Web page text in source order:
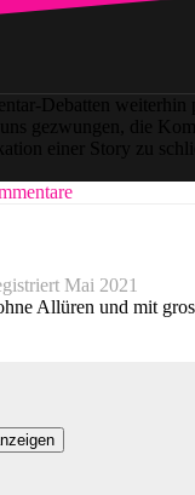
Debatten weiterhin
uns gezwungen, die
einer Story zu
Mai 2021
Allüren und mit